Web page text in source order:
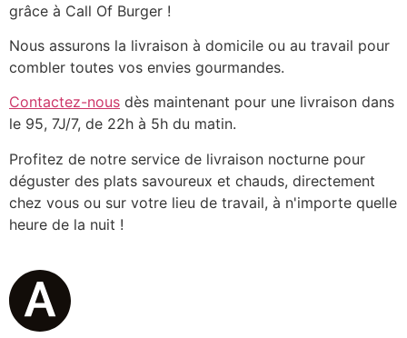
grâce à Call Of Burger !
Nous assurons la livraison à domicile ou au travail pour
combler toutes vos envies gourmandes.
Contactez-nous dès maintenant pour une livraison dans
le 95, 7J/7, de 22h à 5h du matin.
Profitez de notre service de livraison nocturne pour
déguster des plats savoureux et chauds, directement
chez vous ou sur votre lieu de travail, à n'importe quelle
heure de la nuit !